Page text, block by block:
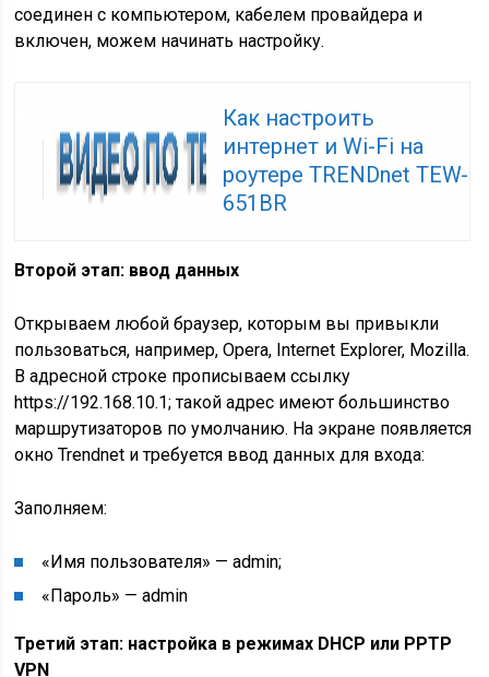
соединен с компьютером, кабелем провайдера и
включен, можем начинать настройку.
Как настроить
интернет и Wi-Fi на
роутере TRENDnet TEW-
651BR
Второй этап: ввод данных
Открываем любой браузер, которым вы привыкли
пользоваться, например, Opera, Internet Explorer, Mozilla.
В адресной строке прописываем ссылку
https://192.168.10.1; такой адрес имеют большинство
маршрутизаторов по умолчанию. На экране появляется
окно Trendnet и требуется ввод данных для входа:
Заполняем:
«Имя пользователя» — admin;
«Пароль» — admin
Третий этап: настройка в режимах DHCP или PPTP
VPN